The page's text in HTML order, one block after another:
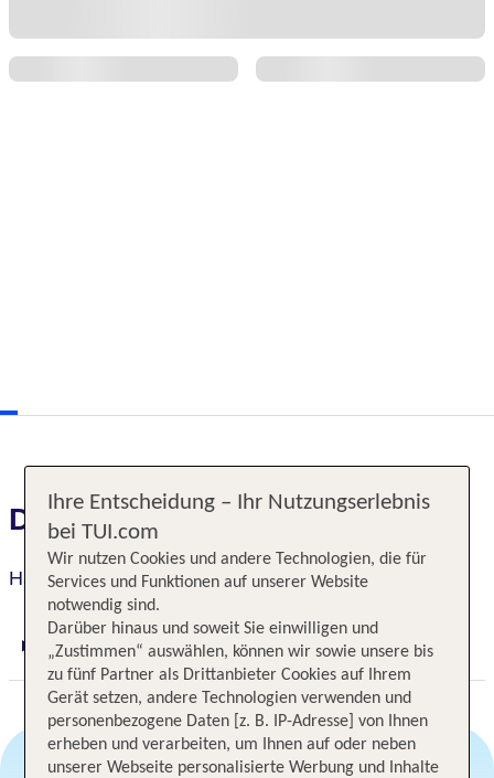
Das erwartet Sie
Hard Rock Hotel at Universal Orlando
Digitaler und telefonischer 24/7 TUI Service
Ihre Entscheidung – Ihr Nutzungserlebnis
bei TUI.com
Wir nutzen Cookies und andere Technologien, die für
Services und Funktionen auf unserer Website
notwendig sind.
Darüber hinaus und soweit Sie einwilligen und
„Zustimmen“ auswählen, können wir sowie unsere bis
zu fünf Partner als Drittanbieter Cookies auf Ihrem
Gerät setzen, andere Technologien verwenden und
personenbezogene Daten [z. B. IP-Adresse] von Ihnen
erheben und verarbeiten, um Ihnen auf oder neben
unserer Webseite personalisierte Werbung und Inhalte